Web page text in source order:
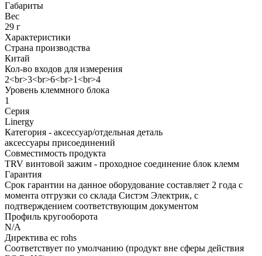
Габариты
Вес
29 г
Характеристики
Страна производства
Китай
Кол-во входов для измерения
2<br>3<br>6<br>1<br>4
Уровень клеммного блока
1
Серия
Linergy
Категория - аксессуар/отдельная деталь
аксессуары присоединений
Совместимость продукта
TRV винтовой зажим - проходное соединение блок клемм
Гарантия
Срок гарантии на данное оборудование составляет 2 года с
момента отгрузки со склада Систэм Электрик, с
подтверждением соответствующим документом
Профиль кругооборота
N/A
Директива ec rohs
Соответствует по умолчанию (продукт вне сферы действия